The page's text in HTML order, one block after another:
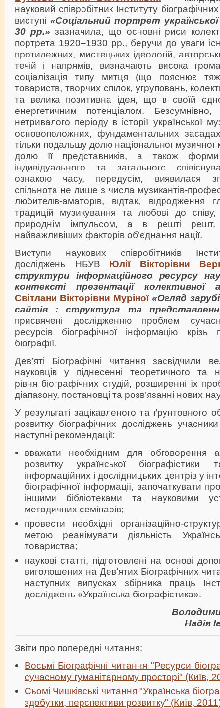
науковий співробітник Інституту
виступі«Соціальний портрет української
30 рр.» зазначила, що основні риси
портрета 1920–1930 рр., беручи до уваги
протилежних, мистецьких ідеологій,
течій і напрямів, визначають висока
соціалізація типу митця (що пояснює
товариств, творчих спілок, угруповань,
та велика позитивна ідея, що в своїй
енергетичним потенціалом. Безсумнівно,
нетривалого періоду в історії української
основоположних, фундаментальних
тільки подальшу долю національної музичної
долю її представників, а також форми
індивідуального та загального
ознакою часу, передусім, виявилася
спільнота не лише з числа музикантів-
любителів-аматорів, відтак, відродження
традицій музикування та любові до
природнім імпульсом, а в решті
найважливіших факторів об’єднання нації.
Виступи наукових співробітників
досліджень НБУВ Юлії Вікторівни
структури інформаційного ресурсу
контексті презентації колективної
Світлани Вікторівни Муріної «Огляд
сайтів : структура та представлення
присвячені дослідженню проблем
ресурсів біографічної інформацію крізь
біографії.
Дев’яті Біографічні читання засвідчили
науковців у піднесенні теоретичного та
рівня біографічних студій, розширенні їх
діапазону, постановці та розв’язанні нових
У результаті зацікавленого та ґрунтовного
розвитку біографічних досліджень
наступні рекомендації:
вважати необхідним для обговорення
розвитку української біографістики
інформаційних і дослідницьких центрів у
біографічної інформації, започаткувати
іншими бібліотеками та науковими
методичних семінарів;
провести необхідні організаційно-
метою реанімувати діяльність
товариства;
наукові статті, підготовлені на основі
виголошених на Дев’ятих Біографічних
наступних випусках збірника праць
досліджень «Українська біографістика».
Надія
Звіти про попередні читання:
Восьмі Біографічні читання "Ресурси
сучасному гуманітарному просторі" (Київ,
Сьомі Чишківські читання "Українська
здобутки, перспективи розвитку" (Київ,